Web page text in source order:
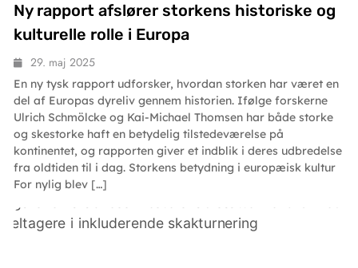
Ny rapport afslører storkens historiske og
kulturelle rolle i Europa
29. maj 2025
En ny tysk rapport udforsker, hvordan storken har været en
del af Europas dyreliv gennem historien. Ifølge forskerne
Ulrich Schmölcke og Kai-Michael Thomsen har både storke
og skestorke haft en betydelig tilstedeværelse på
kontinentet, og rapporten giver et indblik i deres udbredelse
fra oldtiden til i dag. Storkens betydning i europæisk kultur
For nylig blev […]